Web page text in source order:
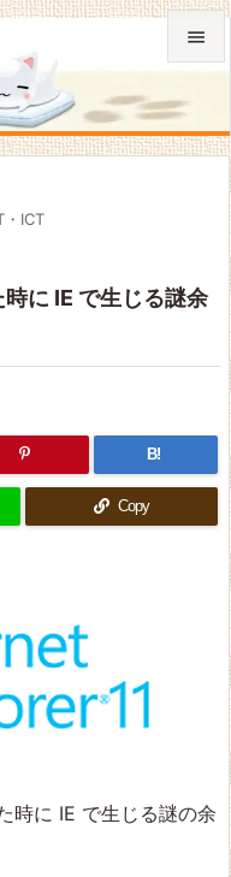

メニュ

次へ
・ICT
に IE で生じる謎余
B!
Copy
時に IE で生じる謎の余